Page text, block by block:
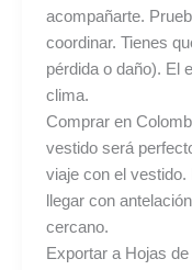
acompañarte.
coordinar. Tienes
pérdida o daño). El
clima.
Comprar en
vestido será
viaje con el
llegar con
cercano.
Exportar a Hojas